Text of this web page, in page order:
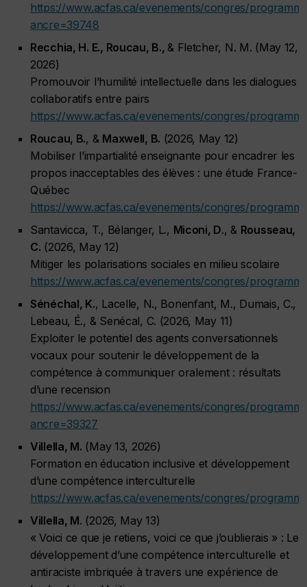
https://www.acfas.ca/evenements/congres/
ancre=39748
Recchia, H. E., Roucau, B., & Fletcher, N. M. (May 12,
2026)
Promouvoir l’humilité intellectuelle dans les dialogues
collaboratifs entre pairs
https://www.acfas.ca/evenements/congres/
Roucau, B., & Maxwell, B. (2026, May 12)
Mobiliser l’impartialité enseignante pour encadrer les
propos inacceptables des élèves : une étude France-
Québec
https://www.acfas.ca/evenements/congres/
Santavicca, T., Bélanger, L., Miconi, D., & Rousseau,
C. (2026, May 12)
Mitiger les polarisations sociales en milieu scolaire
https://www.acfas.ca/evenements/congres/
Sénéchal, K., Lacelle, N., Bonenfant, M., Dumais, C.,
Lebeau, É., & Senécal, C. (2026, May 11)
Exploiter le potentiel des agents conversationnels
vocaux pour soutenir le développement de la
compétence à communiquer oralement : résultats
d’une recension
https://www.acfas.ca/evenements/congres/
ancre=39327
Villella, M. (May 13, 2026)
Formation en éducation inclusive et développement
d’une compétence interculturelle
https://www.acfas.ca/evenements/congres/
Villella, M. (2026, May 13)
« Voici ce que je retiens, voici ce que j’oublierais » : Le
développement d’une compétence interculturelle et
antiraciste imbriquée à travers une expérience de